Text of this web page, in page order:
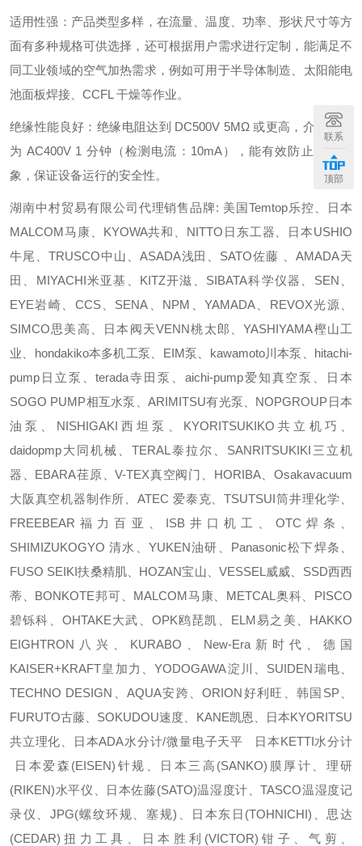
适用性强：产品类型多样，在流量、温度、功率、形状尺寸等方
面有多种规格可供选择，还可根据用户需求进行定制，能满足不
同工业领域的空气加热需求，例如可用于半导体制造、太阳能电
池面板焊接、CCFL 干燥等作业。
绝缘性能良好：绝缘电阻达到 DC500V 5MΩ 或更高，介电强度
为 AC400V 1 分钟（检测电流：10mA），能有效防止漏电现
象，保证设备运行的安全性。
湖南中村贸易有限公司代理销售品牌: 美国Temtop乐控、日本
MALCOM马康、KYOWA共和、NITTO日东工器、日本USHIO
牛尾、TRUSCO中山、ASADA浅田、SATO佐藤 、AMADA天
田、MIYACHI米亚基、KITZ开滋、SIBATA科学仪器、SEN、
EYE岩崎、CCS、SENA、NPM、YAMADA、REVOX光源、
SIMCO思美高、日本阀天VENN桃太郎、YASHIYAMA樫山工
业、hondakiko本多机工泵、EIM泵、kawamoto川本泵、hitachi-
pump日立泵、terada寺田泵、aichi-pump爱知真空泵、日本
SOGO PUMP相互水泵、ARIMITSU有光泵、NOPGROUP日本
油泵、NISHIGAKI西坦泵、KYORITSUKIKO共立机巧、
daidopmp大同机械、TERAL泰拉尔、SANRITSUKIKI三立机
器、EBARA荏原、V-TEX真空阀门、HORIBA、Osakavacuum
大阪真空机器制作所、ATEC 爱泰克、TSUTSUI筒井理化学、
FREEBEAR福力百亚、ISB井口机工、OTC焊条、
SHIMIZUKOGYO 清水、YUKEN油研、Panasonic松下焊条、
FUSO SEIKI扶桑精肌、HOZAN宝山、VESSEL威威、SSD西西
蒂、BONKOTE邦可、MALCOM马康、METCAL奥科、PISCO
碧铄科、OHTAKE大武、OPK鸥琵凯、ELM易之美、HAKKO
EIGHTRON八兴、KURABO、New-Era新时代、德国
KAISER+KRAFT皇加力、YODOGAWA淀川、SUIDEN瑞电、
TECHNO DESIGN、AQUA安跨、ORION好利旺、韩国SP、
FURUTO古藤、SOKUDOU速度、KANE凯恩、日本KYORITSU
共立理化、日本ADA水分计/微量电子天平 日本KETTI水分计
日本爱森(EISEN)针规、日本三高(SANKO)膜厚计、理研
(RIKEN)水平仪、日本佐藤(SATO)温湿度计、TASCO温湿度记
录仪、JPG(螺纹环规、塞规)、日本东日(TOHNICHI)、思达
(CEDAR)扭力工具、日本胜利(VICTOR)钳子、气剪、
联系
顶部